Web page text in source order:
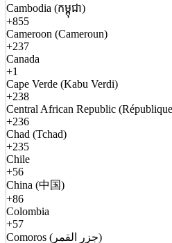
Cambodia (កម្ពុជា)
+855
Cameroon (Cameroun)
+237
Canada
+1
Cape Verde (Kabu Verdi)
+238
Central African Republic
+236
Chad (Tchad)
+235
Chile
+56
China (中国)
+86
Colombia
+57
Comoros (جزر القمر)